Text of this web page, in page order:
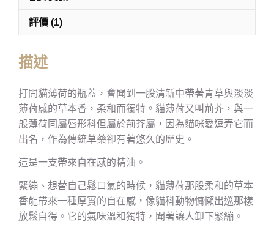
評價 (1)
描述
打開貓薄荷的瓶蓋，會聞到一股清新中帶著青草與淡淡
薄荷感的草本香，柔和而獨特。貓薄荷又叫荊芥，與一
般薄荷同屬唇形科但屬於荊芥屬，因為貓咪愛逗弄它而
出名，作為傳統草藥卻有著悠久的歷史。
這是一支帶來自在感的精油。
緊繃、想替自己鬆口氣的時候，貓薄荷那股柔和的草本
香能帶來一種厚實的自在感，像貓科動物慵懶出巡那樣
放鬆自得。它的氣味溫和獨特，聞著讓人卸下緊繃。